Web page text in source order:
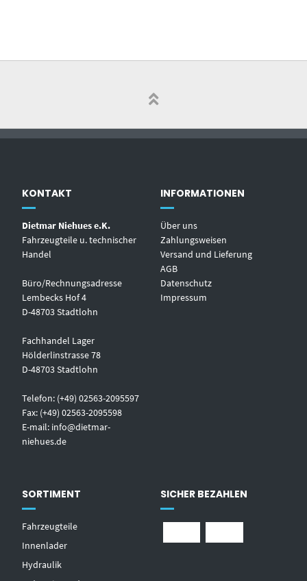
KONTAKT
Dietmar Niehues e.K.
Fahrzeugteile u. technischer
Handel
Büro/Rechnungsadresse
Lembecks Hof 4
D-48703 Stadtlohn
Fachhandel Lager
Hölderlinstrasse 78
D-48703 Stadtlohn
Telefon: (+49) 02563-2095597
Fax: (+49) 02563-2095598
E-mail: info@dietmar-
niehues.de
INFORMATIONEN
Über uns
Zahlungsweisen
Versand und Lieferung
AGB
Datenschutz
Impressum
SORTIMENT
Fahrzeugteile
Innenlader
Hydraulik
SICHER BEZAHLEN